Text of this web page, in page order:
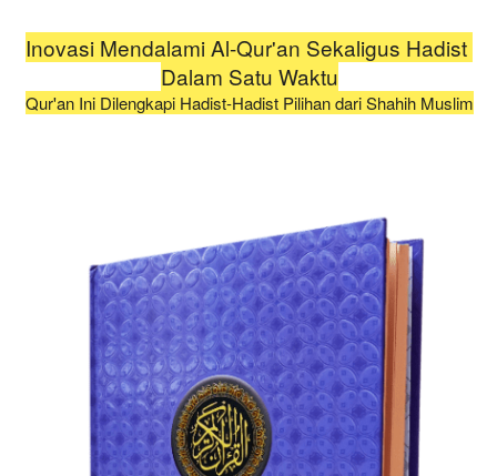
Inovasi Mendalami Al-Qur'an Sekaligus Hadist
Dalam Satu Waktu
Qur'an Ini Dilengkapi Hadist-Hadist Pilihan dari Shahih Muslim